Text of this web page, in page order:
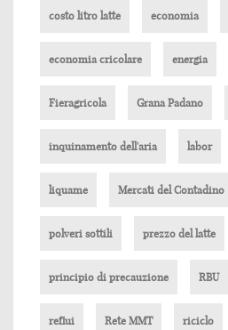
costo litro latte economia
economia cricolare energia
Fieragricola Grana Padano
inquinamento dell'aria labor
liquame Mercati del Contadino
polveri sottili prezzo del latte
principio di precauzione RBU
reflui Rete MMT riciclo